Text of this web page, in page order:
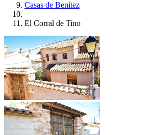
Casas de Benítez
El Corral de Tino